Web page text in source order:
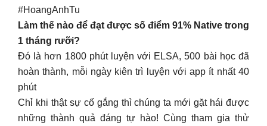
#HoangAnhTu
Làm thế nào để đạt được số điểm 91% Native trong
1 tháng rưỡi?
Đó là hơn 1800 phút luyện với ELSA, 500 bài học đã
hoàn thành, mỗi ngày kiên trì luyện với app ít nhất 40
phút
Chỉ khi thật sự cố gắng thì chúng ta mới gặt hái được
những thành quả đáng tự hào! Cùng tham gia thử